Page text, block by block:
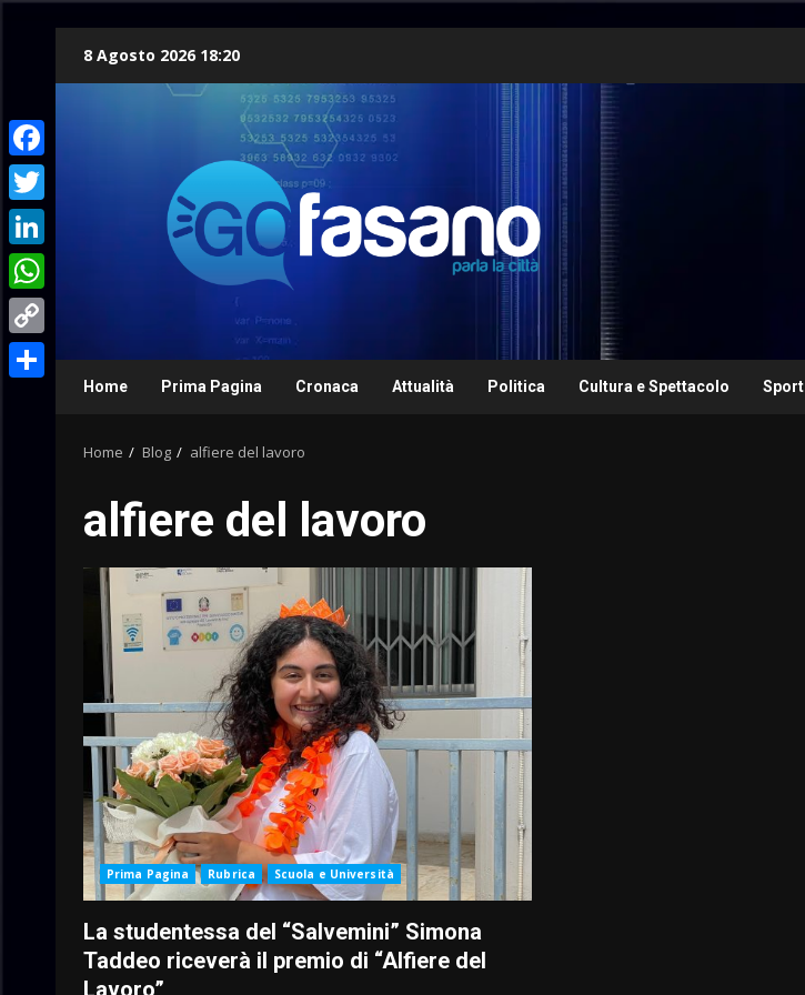
8 Agosto 2026 18:20
Home Prima Pagina Cronaca Attualità Politica Cultura e Spettacolo Sport
Home Blog alfiere del lavoro
alfiere del lavoro
Prima Pagina Rubrica Scuola e Università
La studentessa del “Salvemini” Simona
Taddeo riceverà il premio di “Alfiere del
Lavoro”
Facebook
Twitter
LinkedIn
WhatsApp
Copy